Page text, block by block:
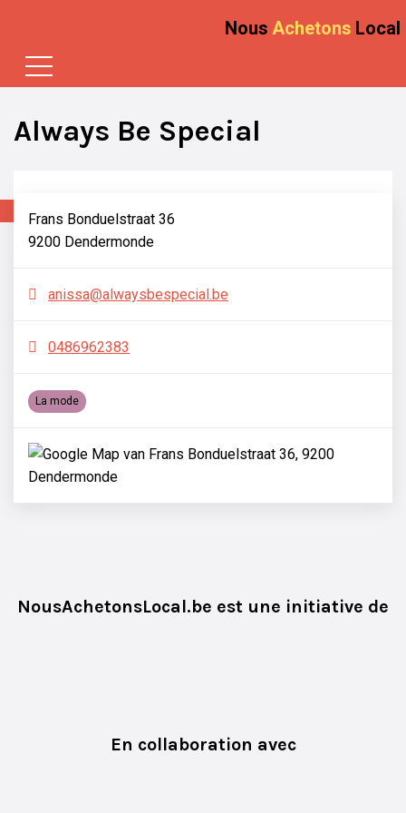
Nous Achetons Local
Always Be Special
Frans Bonduelstraat 36
9200 Dendermonde
anissa@alwaysbespecial.be
0486962383
La mode
NousAchetonsLocal.be est une initiative de
En collaboration avec